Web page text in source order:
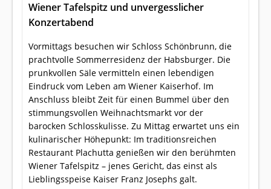
Wiener Tafelspitz und unvergesslicher
Konzertabend
Vormittags besuchen wir Schloss Schönbrunn, die
prachtvolle Sommerresidenz der Habsburger. Die
prunkvollen Säle vermitteln einen lebendigen
Eindruck vom Leben am Wiener Kaiserhof. Im
Anschluss bleibt Zeit für einen Bummel über den
stimmungsvollen Weihnachtsmarkt vor der
barocken Schlosskulisse. Zu Mittag erwartet uns ein
kulinarischer Höhepunkt: Im traditionsreichen
Restaurant Plachutta genießen wir den berühmten
Wiener Tafelspitz – jenes Gericht, das einst als
Lieblingsspeise Kaiser Franz Josephs galt.